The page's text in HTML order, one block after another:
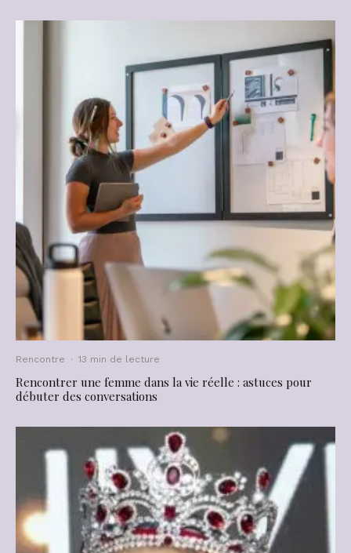
Rencontre · 13 min de lecture
Rencontrer une femme dans la vie réelle : astuces pour
débuter des conversations